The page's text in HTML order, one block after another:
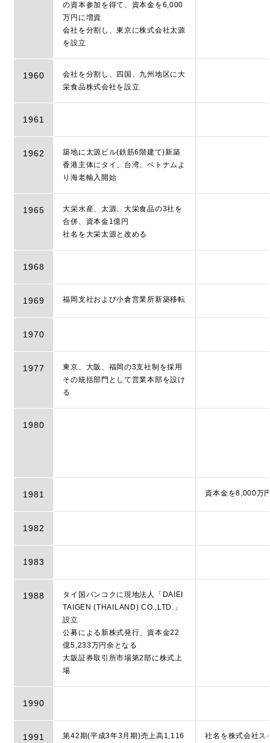
の資本参加を得て、資本金を6,000
万円に増資
会社を分割し、東京に株式会社太源
を設立
1960
会社を分割し、四国、九州地区に大
栄食品株式会社を設立
1961
1962
築地に太源ビル(鉄筋6階建て)新築
香港主体にタイ、台湾、ベトナムよ
り海老輸入開始
1965
大栄水産、太源、大栄食品の3社を
合併、資本金1億円
社名を大栄太源と改める
1968
1969 福岡支社および小倉営業所新築移転
1970
1977
東京、大阪、福岡の3支社制を採用
その統括部門として営業本部を設け
る
1980
1981 資本金を8,000万
1982
1983
1988
タイ国バンコクに現地法人「DAIEI
TAIGEN (THAILAND) CO.,LTD.」
設立
公募による新株式発行、資本金22
億5,233万円余となる
大阪証券取引所市場第2部に株式上
場
1990
1991 第42期(平成3年3月期)売上高1,116 社名を株式会社ス